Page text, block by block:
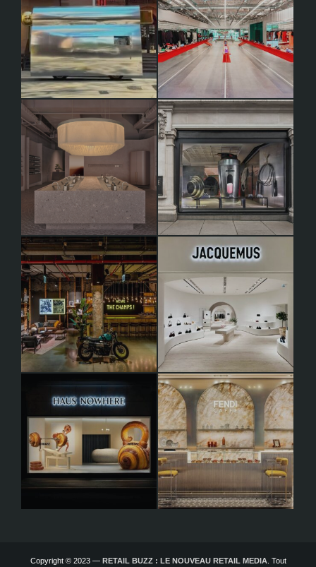
Copyright © 2023 — RETAIL BUZZ : LE NOUVEAU RETAIL MEDIA. Tout